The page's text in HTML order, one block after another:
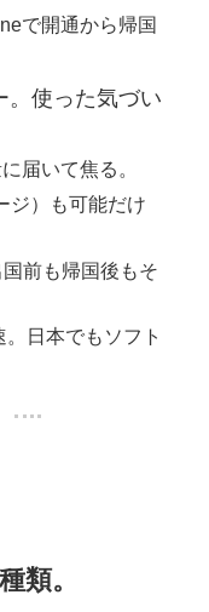
で開通から帰国
。使った気づい
届いて焦る。
ジ）も可能だけ
前も帰国後もそ
日本でもソフト
類。